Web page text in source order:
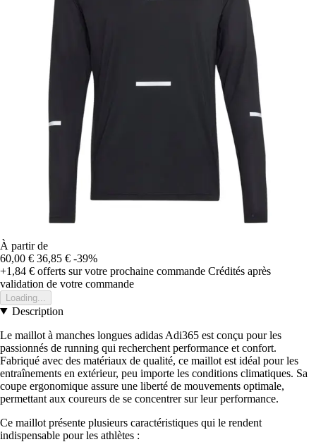
À partir de
60,00 € 36,85 € -39%
+1,84 € offerts sur votre prochaine commande Crédités après
validation de votre commande
Loading...
Description
Le maillot à manches longues adidas Adi365 est conçu pour les
passionnés de running qui recherchent performance et confort.
Fabriqué avec des matériaux de qualité, ce maillot est idéal pour les
entraînements en extérieur, peu importe les conditions climatiques. Sa
coupe ergonomique assure une liberté de mouvements optimale,
permettant aux coureurs de se concentrer sur leur performance.
Ce maillot présente plusieurs caractéristiques qui le rendent
indispensable pour les athlètes :